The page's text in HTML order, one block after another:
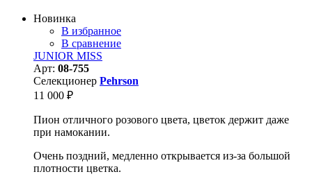
Новинка
В избранное
В сравнение
JUNIOR MISS
Арт: 08-755
Селекционер Pehrson
11 000 ₽
Пион отличного розового цвета, цветок держит даже
при намокании.
Очень поздний, медленно открывается из-за большой
плотности цветка.